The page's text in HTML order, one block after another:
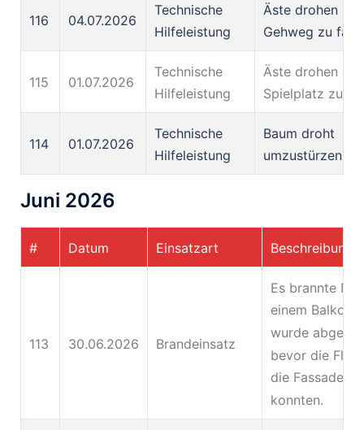
116 04.07.2026
Technische
Hilfeleistung
Äste drohen auf
Gehweg zu
115 01.07.2026
Technische
Hilfeleistung
Äste drohen auf
Spielplatz zu
114 01.07.2026
Technische
Hilfeleistung
Baum droht
umzustürzen
Juni 2026
# Datum Einsatzart Beschreibung
113 30.06.2026 Brandeinsatz
Es brannte
einem Balkon,
wurde
bevor die
die Fassade
konnten.